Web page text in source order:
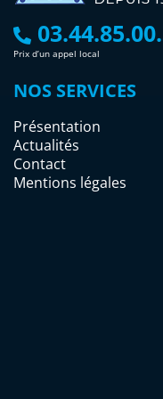
Prix d’un appel local
NOS SERVICES
Présentation
Actualités
Contact
Mentions légales